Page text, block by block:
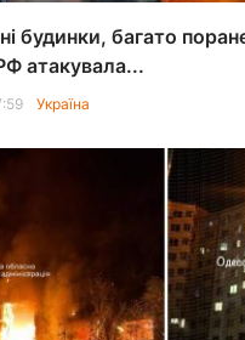
будинки, багато
атакувала...
Україна